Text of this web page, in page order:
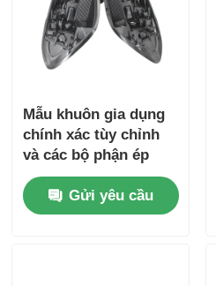
Mẫu khuôn gia dụng
chính xác tùy chỉnh
và các bộ phận ép
nhựa có tuổi thọ cao
Gửi yêu cầu